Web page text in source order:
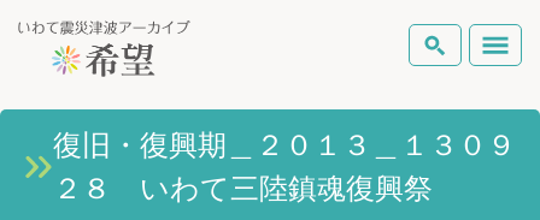
いわて震災津波アーカイブとは
岩手県の被害状況
検索
復旧・復興期＿２０１３＿１３０９
２８ いわて三陸鎮魂復興祭